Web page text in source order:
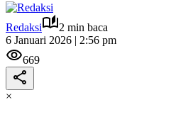
Redaksi
2 min baca
6 Januari 2026 | 2:56 pm
669
×